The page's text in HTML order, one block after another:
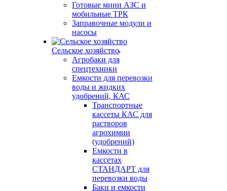
Готовые мини АЗС и
мобильные ТРК
Заправочные модули и
насосы
Сельское хозяйство
Агробаки для
спецтехники
Емкости для перевозки
воды и жидких
удобрений, КАС
Транспортные
кассеты КАС для
растворов
агрохимии
(удобрений)
Емкости в
кассетах
СТАНДАРТ для
перевозки воды
Баки и емкости